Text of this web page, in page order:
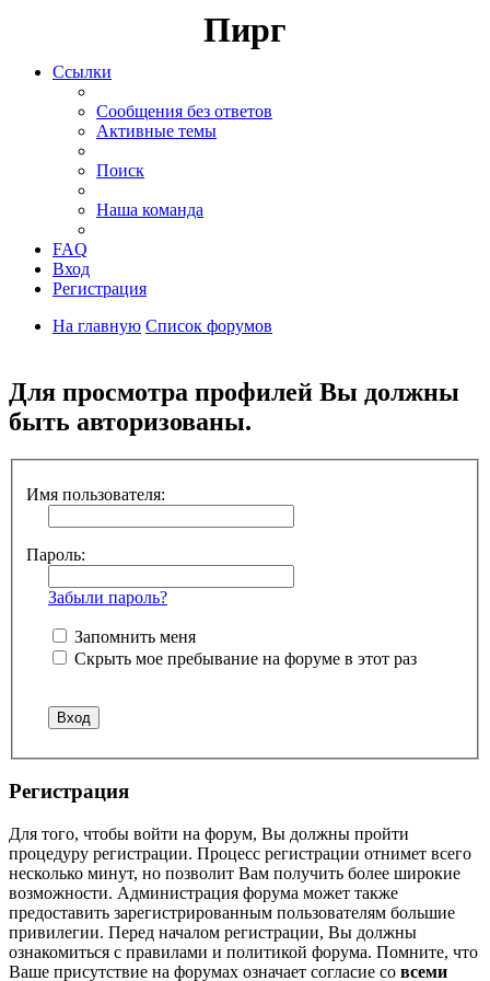
Пирг
Ссылки
Сообщения без ответов
Активные темы
Поиск
Наша команда
FAQ
Вход
Регистрация
На главную Список форумов
Для просмотра профилей Вы должны
быть авторизованы.
Имя пользователя:
Пароль:
Забыли пароль?
Запомнить меня
Скрыть мое пребывание на форуме в этот раз
Регистрация
Для того, чтобы войти на форум, Вы должны пройти
процедуру регистрации. Процесс регистрации отнимет всего
несколько минут, но позволит Вам получить более широкие
возможности. Администрация форума может также
предоставить зарегистрированным пользователям большие
привилегии. Перед началом регистрации, Вы должны
ознакомиться с правилами и политикой форума. Помните, что
Ваше присутствие на форумах означает согласие со всеми